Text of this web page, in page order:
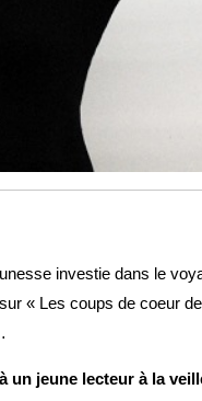
investie dans le
« Les coups de coeur
un jeune lecteur à la